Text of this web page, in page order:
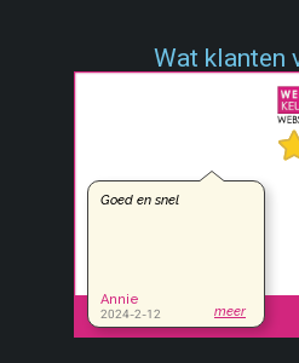
Wat klanten